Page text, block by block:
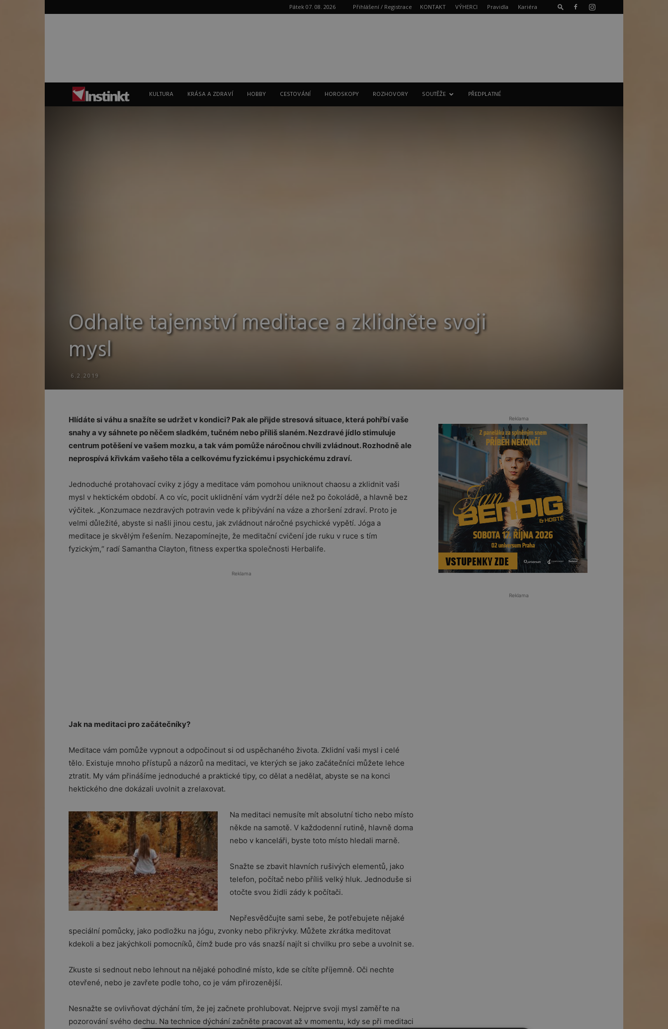
Pátek 07. 08. 2026 Přihlášení / Registrace KONTAKT VÝHERCI Pravidla Kariéra
Instinkt
KULTURA KRÁSA A ZDRAVÍ HOBBY CESTOVÁNÍ HOROSKOPY ROZHOVORY SOUTĚŽE PŘEDPLATNÉ
Odhalte tajemství meditace a zklidněte svoji
mysl
6.2.2019
Hlídáte si váhu a snažíte se udržet v kondici? Pak ale přijde stresová situace, která pohřbí vaše
snahy a vy sáhnete po něčem sladkém, tučném nebo příliš slaném. Nezdravé jídlo stimuluje
centrum potěšení ve vašem mozku, a tak vám pomůže náročnou chvíli zvládnout. Rozhodně ale
neprospívá křivkám vašeho těla a celkovému fyzickému i psychickému zdraví.
Jednoduché protahovací cviky z jógy a meditace vám pomohou uniknout chaosu a zklidnit vaši
mysl v hektickém období. A co víc, pocit uklidnění vám vydrží déle než po čokoládě, a hlavně bez
výčitek. „Konzumace nezdravých potravin vede k přibývání na váze a zhoršení zdraví. Proto je
velmi důležité, abyste si našli jinou cestu, jak zvládnout náročné psychické vypětí. Jóga a
meditace je skvělým řešením. Nezapomínejte, že meditační cvičení jde ruku v ruce s tím
fyzickým,“ radí Samantha Clayton, fitness expertka společnosti Herbalife.
Reklama
Jak na meditaci pro začátečníky?
Meditace vám pomůže vypnout a odpočinout si od uspěchaného života. Zklidní vaši mysl i celé
tělo. Existuje mnoho přístupů a názorů na meditaci, ve kterých se jako začátečníci můžete lehce
ztratit. My vám přinášíme jednoduché a praktické tipy, co dělat a nedělat, abyste se na konci
hektického dne dokázali uvolnit a zrelaxovat.
Na meditaci nemusíte mít absolutní ticho nebo místo
někde na samotě. V každodenní rutině, hlavně doma
nebo v kanceláři, byste toto místo hledali marně.
Snažte se zbavit hlavních rušivých elementů, jako
telefon, počítač nebo příliš velký hluk. Jednoduše si
otočte svou židli zády k počítači.
Nepřesvědčujte sami sebe, že potřebujete nějaké
speciální pomůcky, jako podložku na jógu, zvonky nebo přikrývky. Můžete zkrátka meditovat
kdekoli a bez jakýchkoli pomocníků, čímž bude pro vás snazší najít si chvilku pro sebe a uvolnit se.
Zkuste si sednout nebo lehnout na nějaké pohodlné místo, kde se cítíte příjemně. Oči nechte
otevřené, nebo je zavřete podle toho, co je vám přirozenější.
Nesnažte se ovlivňovat dýchání tím, že jej začnete prohlubovat. Nejprve svoji mysl zaměřte na
pozorování svého dechu. Na technice dýchání začněte pracovat až v momentu, kdy se při meditaci
Reklama
Reklama